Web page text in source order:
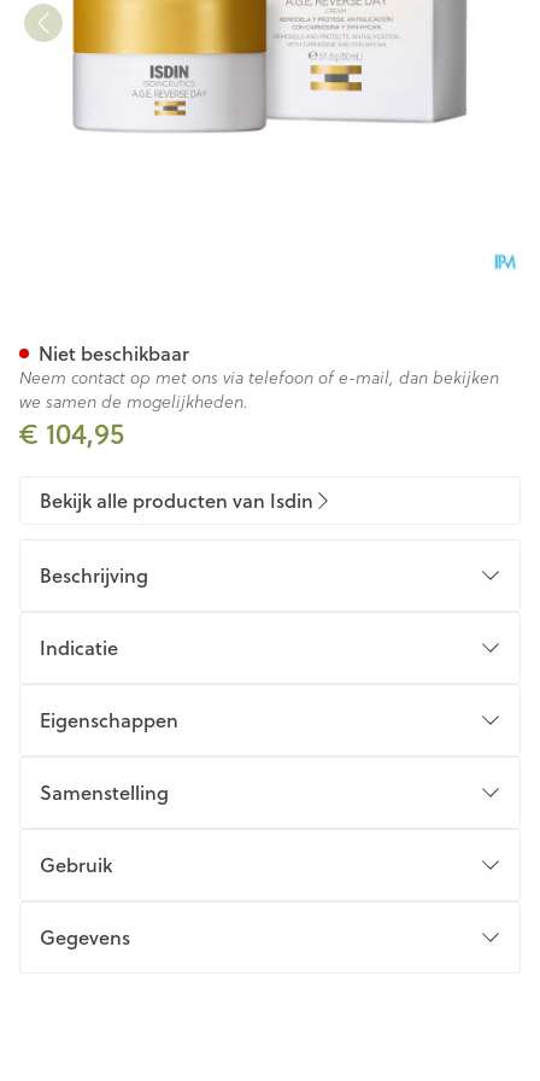
€ 104,95
Niet beschikbaar
Neem contact op met ons via telefoon of e-mail, dan bekijken
we samen de mogelijkheden.
Bekijk alle producten van Isdin
Beschrijving
Indicatie
Eigenschappen
Samenstelling
Gebruik
Gegevens